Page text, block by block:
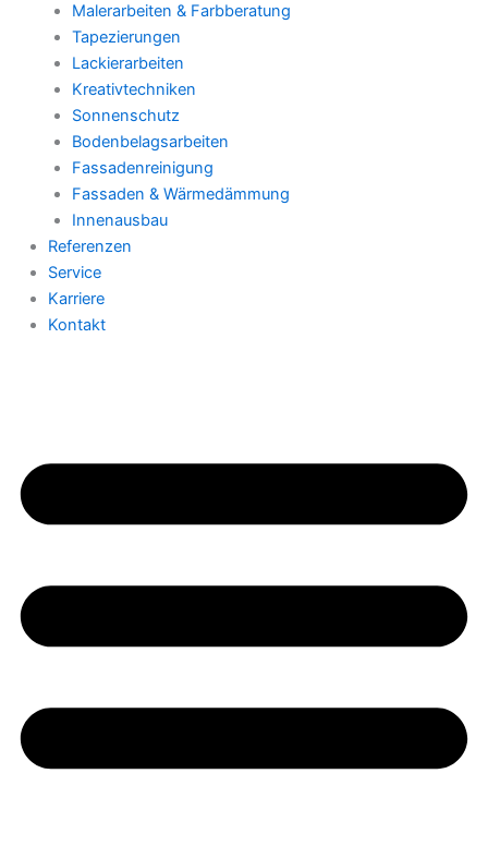
Malerarbeiten & Farbberatung
Tapezierungen
Lackierarbeiten
Kreativtechniken
Sonnenschutz
Bodenbelagsarbeiten
Fassadenreinigung
Fassaden & Wärmedämmung
Innenausbau
Referenzen
Service
Karriere
Kontakt